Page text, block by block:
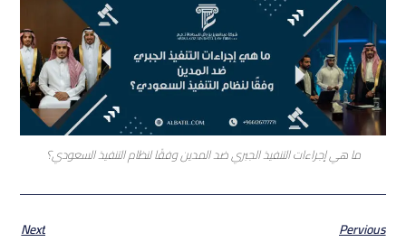
ما هي إجراءات التنفيذ الجبري ضد المدين وفقًا لنظام التنفيذ السعودي؟
Pervious
Next